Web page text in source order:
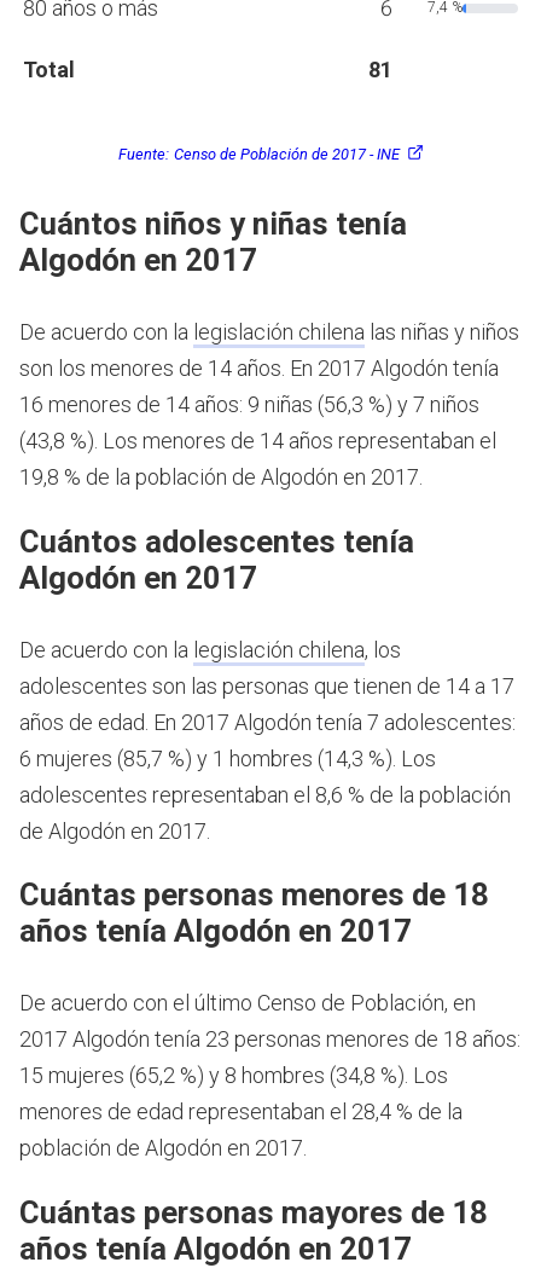
80 años o más 6 7,4 %
Total 81
Fuente: Censo de Población de 2017 - INE
Cuántos niños y niñas tenía
Algodón en 2017
De acuerdo con la legislación chilena las niñas y niños
son los menores de 14 años. En 2017 Algodón tenía
16 menores de 14 años: 9 niñas (56,3 %) y 7 niños
(43,8 %). Los menores de 14 años representaban el
19,8 % de la población de Algodón en 2017.
Cuántos adolescentes tenía
Algodón en 2017
De acuerdo con la legislación chilena, los
adolescentes son las personas que tienen de 14 a 17
años de edad. En 2017 Algodón tenía 7 adolescentes:
6 mujeres (85,7 %) y 1 hombres (14,3 %). Los
adolescentes representaban el 8,6 % de la población
de Algodón en 2017.
Cuántas personas menores de 18
años tenía Algodón en 2017
De acuerdo con el último Censo de Población, en
2017 Algodón tenía 23 personas menores de 18 años:
15 mujeres (65,2 %) y 8 hombres (34,8 %). Los
menores de edad representaban el 28,4 % de la
población de Algodón en 2017.
Cuántas personas mayores de 18
años tenía Algodón en 2017